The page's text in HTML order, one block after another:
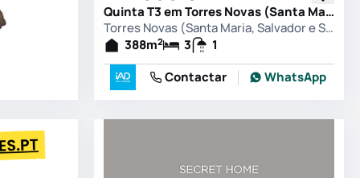
Quinta T3 em Torres Novas (Santa Maria, Salvador e Santiago), Torres Novas
Torres Novas (Santa Maria, Salvador e Santiago), Torres Novas
388m2 3
1
Contactar
WhatsApp